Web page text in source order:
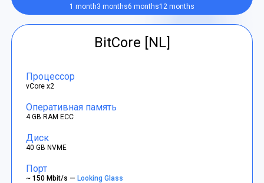
1 month3 months6 months12 months
BitCore [NL]
Процессор
vCore x2
Оперативная память
4 GB RAM ECC
Диск
40 GB NVME
Порт
~ 150 Mbit/s —Looking Glass